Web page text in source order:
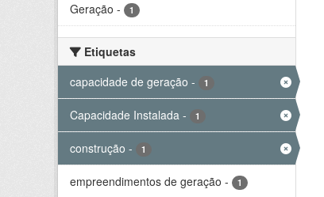
Geração - 1
Etiquetas
capacidade de geração - 1
Capacidade Instalada - 1
construção - 1
empreendimentos de geração - 1